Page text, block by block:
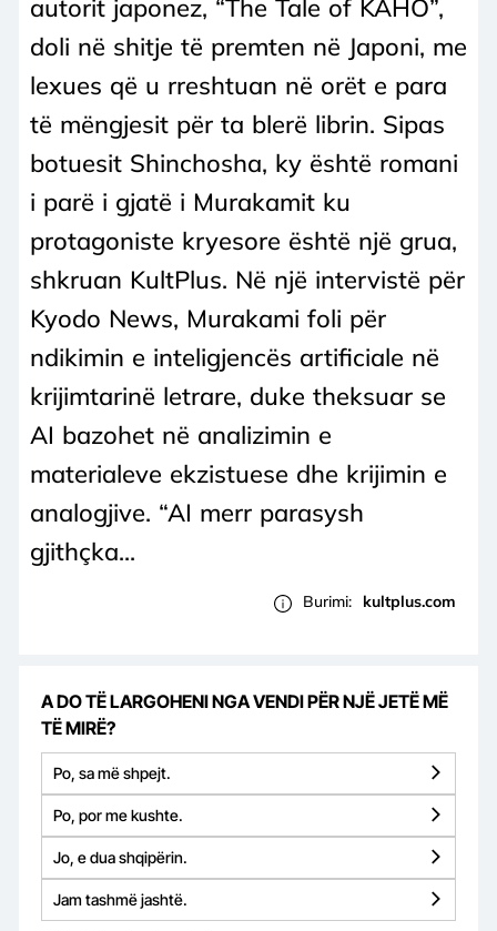
autorit japonez, “The Tale of KAHO”,
doli në shitje të premten në Japoni, me
lexues që u rreshtuan në orët e para
të mëngjesit për ta blerë librin. Sipas
botuesit Shinchosha, ky është romani
i parë i gjatë i Murakamit ku
protagoniste kryesore është një grua,
shkruan KultPlus. Në një intervistë për
Kyodo News, Murakami foli për
ndikimin e inteligjencës artificiale në
krijimtarinë letrare, duke theksuar se
AI bazohet në analizimin e
materialeve ekzistuese dhe krijimin e
analogjive. “AI merr parasysh
gjithçka...
Burimi: kultplus.com
A DO TË LARGOHENI NGA VENDI PËR NJË JETË MË
TË MIRË?
Po, sa më shpejt.
Po, por me kushte.
Jo, e dua shqipërin.
Jam tashmë jashtë.